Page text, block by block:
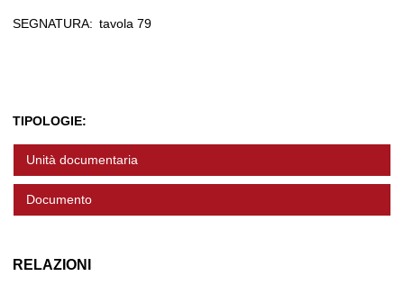
SEGNATURA: tavola 79
TIPOLOGIE:
Unità documentaria
Documento
RELAZIONI